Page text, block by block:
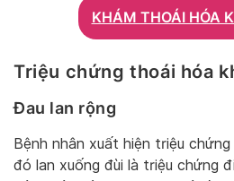
KHÁM THOÁI HÓA
Triệu chứng thoái hóa
Đau lan rộng
Bệnh nhân xuất hiện triệu
đó lan xuống đùi là triệu chứng